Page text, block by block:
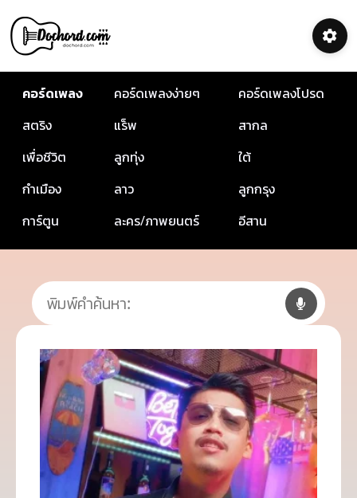
คอร์ดเพลง คอร์ดเพลงง่ายๆ
คอร์ดเพลงโปรด
สตริง
แร็พ
สากล
เพื่อชีวิต
ลูกทุ่ง
ใต้
กำเมือง
ลาว
ลูกกรุง
การ์ตูน
ละคร/ภาพยนตร์ อีสาน